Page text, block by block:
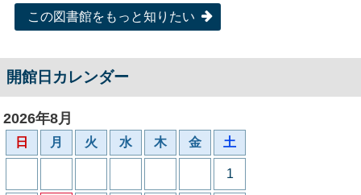
この図書館をもっと知りたい
開館日カレンダー
2026年8月
日 月 火 水 木 金 土
1